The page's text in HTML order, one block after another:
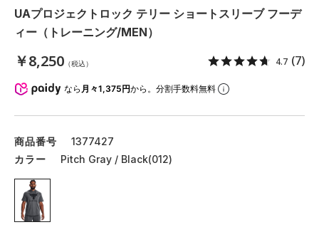
UAプロジェクトロック テリー ショートスリーブ フーデ
ィー（トレーニング/MEN）
￥8,250 （税込） 4.7 (7)
なら 月々1,375円から。分割手数料無料
商品番号
1377427
カラー
Pitch Gray / Black(012)